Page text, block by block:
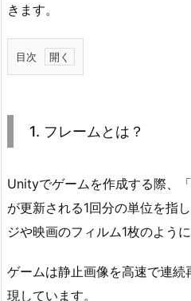
きます。
目次
1.
レ
ム
と
は？
2.
1. フレームとは？
Unityでゲームを作成する際、
が更新される1回分の単位を指
ジや映画のフィルム1枚のよう
ゲームは静止画像を高速で連
現しています。